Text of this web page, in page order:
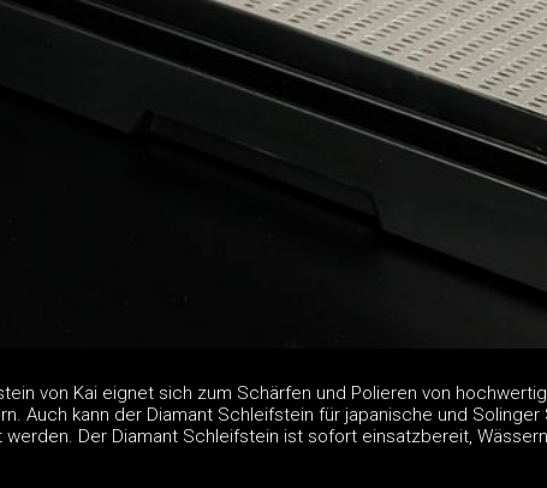
von Kai eignet sich zum Schärfen und Polieren von
Auch kann der Diamant Schleifstein für japanische und Solinger
Der Diamant Schleifstein ist sofort einsatzbereit,